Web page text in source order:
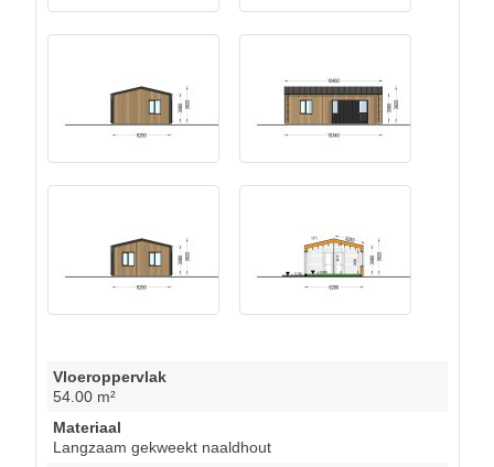
Vloeroppervlak
54.00 m²
Materiaal
Langzaam gekweekt naaldhout